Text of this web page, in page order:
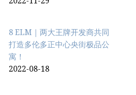
8 ELM｜两大王牌开发商共同
打造多伦多正中心央街极品公
寓！
2022-08-18